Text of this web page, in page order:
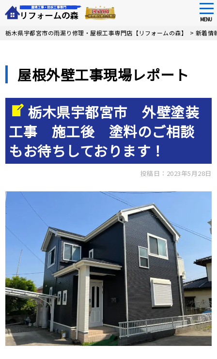
Skip
MENU
栃木県宇都宮市の雨漏り修理・屋根工事専門店【リフォームの森】 > 新着情
屋根外壁工事現場レポート
栃木県宇都宮市 外壁塗装
工事 施工後 塗料のご相談
もお待ちしております！
投稿日：2023年5月28日